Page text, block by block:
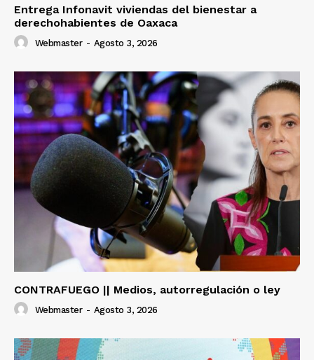
Entrega Infonavit viviendas del bienestar a
derechohabientes de Oaxaca
Webmaster - Agosto 3, 2026
CONTRAFUEGO || Medios, autorregulación o ley
Webmaster - Agosto 3, 2026